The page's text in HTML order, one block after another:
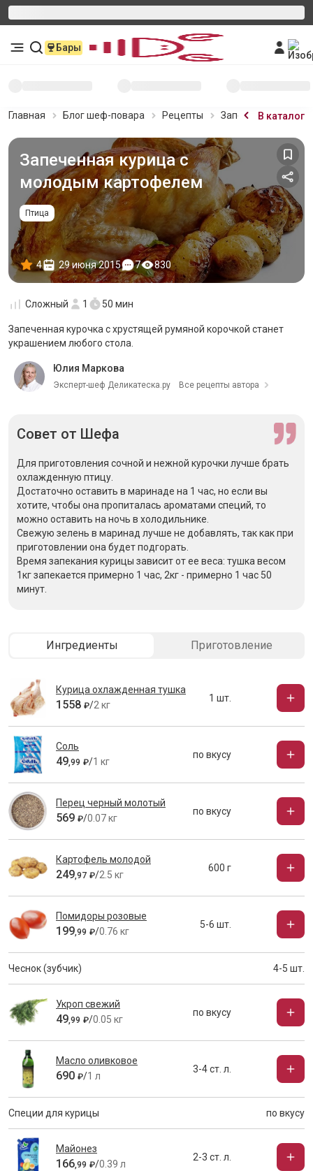
Бары
Главная Блог шеф-повара Рецепты ЗапеченнаяВ каталог
Запеченная курица с
молодым картофелем
Птица
4 29 июня 2015 7 830
Сложный 1 50 мин
Запеченная курочка с хрустящей румяной корочкой станет
украшением любого стола.
Юлия Маркова
Эксперт-шеф Деликатеска.ру Все рецепты автора
Совет от Шефа
Для приготовления сочной и нежной курочки лучше брать
охлажденную птицу.
Достаточно оставить в маринаде на 1 час, но если вы
хотите, чтобы она пропиталась ароматами специй, то
можно оставить на ночь в холодильнике.
Свежую зелень в маринад лучше не добавлять, так как при
приготовлении она будет подгорать.
Время запекания курицы зависит от ее веса: тушка весом
1кг запекается примерно 1 час, 2кг - примерно 1 час 50
минут.
Ингредиенты Приготовление
Курица охлажденная тушка
1558 ₽/2 кг
1 шт.
Соль
49,99 ₽/1 кг
по вкусу
Перец черный молотый
569 ₽/0.07 кг
по вкусу
Картофель молодой
249,97 ₽/2.5 кг
600 г
Помидоры розовые
199,99 ₽/0.76 кг
5-6 шт.
Чеснок (зубчик) 4-5 шт.
Укроп свежий
49,99 ₽/0.05 кг
по вкусу
Масло оливковое
690 ₽/1 л
3-4 ст. л.
Специи для курицы по вкусу
Майонез
166,99 ₽/0.39 л
2-3 ст. л.